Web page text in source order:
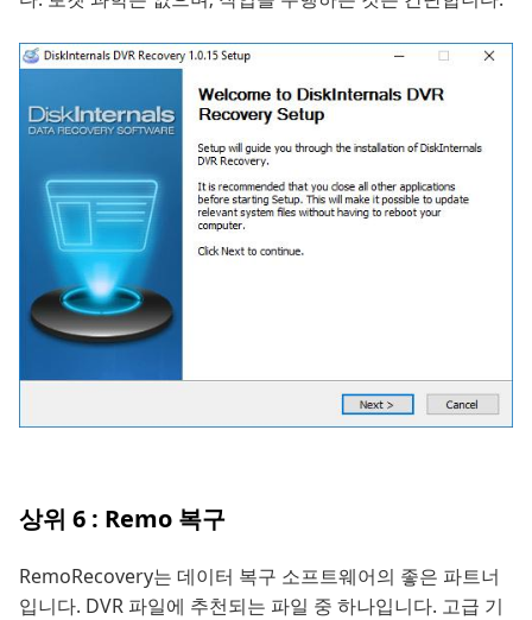
상위 6 : Remo 복구
RemoRecovery는 데이터 복구 소프트웨어의 좋은 파트너
입니다. DVR 파일에 추천되는 파일 중 하나입니다. 고급 기